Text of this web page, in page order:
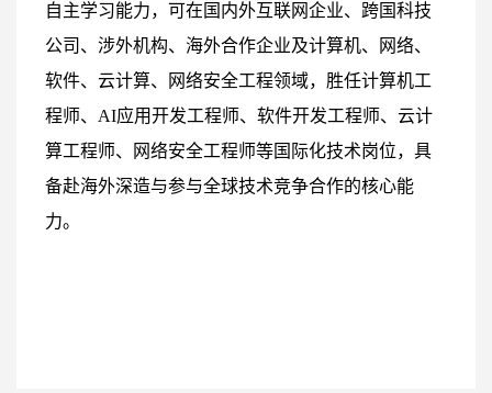
自主学习能力，可在国内外互联网企业、跨国科技
公司、涉外机构、海外合作企业及计算机、网络、
软件、云计算、网络安全工程领域，胜任计算机工
程师、AI应用开发工程师、软件开发工程师、云计
算工程师、网络安全工程师等国际化技术岗位，具
备赴海外深造与参与全球技术竞争合作的核心能
力。